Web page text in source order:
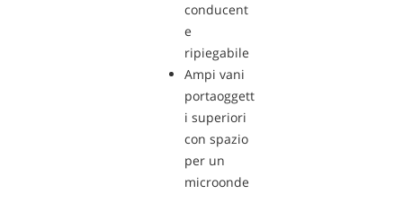
conducent
e
ripiegabile
Ampi vani
portaoggett
i superiori
con spazio
per un
microonde